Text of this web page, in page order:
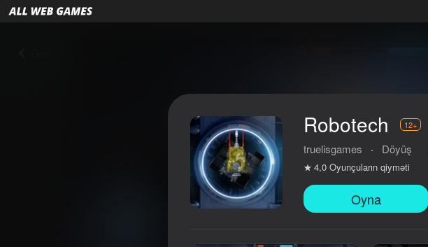
Robotech 12+
truelisgames · Döyüş
4,0 Oyunçuların qiyməti
Oyna